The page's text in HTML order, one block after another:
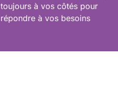
toujours à vos côtés pour
répondre à vos besoins